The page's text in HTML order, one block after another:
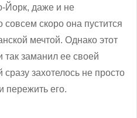
Йорк, даже и не
скоро она пустится
мечтой. Однако этот
заманил ее своей
захотелось не просто
пережить его.